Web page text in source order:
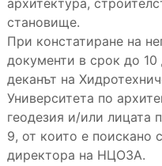
архитектура,
становище.
При констатиране на
документи в срок до
деканът на
Университета по
геодезия и/или лицата
9, от които е поискано
директора на НЦОЗА.